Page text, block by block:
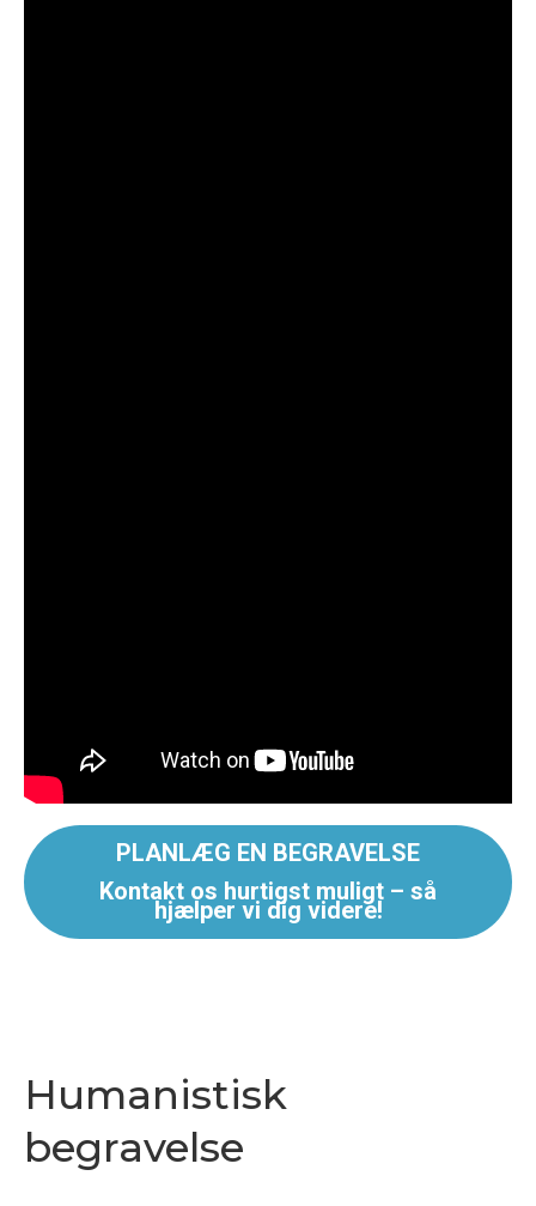
PLANLÆG EN BEGRAVELSE
Kontakt os hurtigst muligt – så
hjælper vi dig videre!
Humanistisk
begravelse